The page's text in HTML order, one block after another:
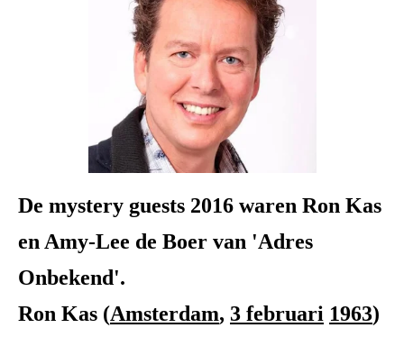
De mystery guests 2016 waren Ron Kas
en Amy-Lee de Boer van 'Adres
Onbekend'.
Ron Kas (Amsterdam, 3 februari 1963)